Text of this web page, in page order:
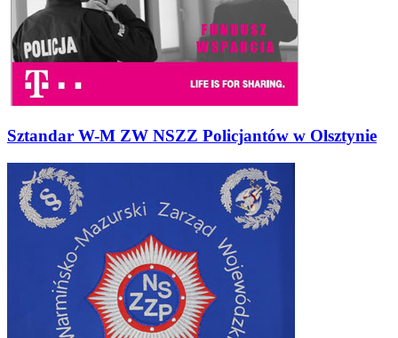
Sztandar W-M ZW NSZZ Policjantów w Olsztynie